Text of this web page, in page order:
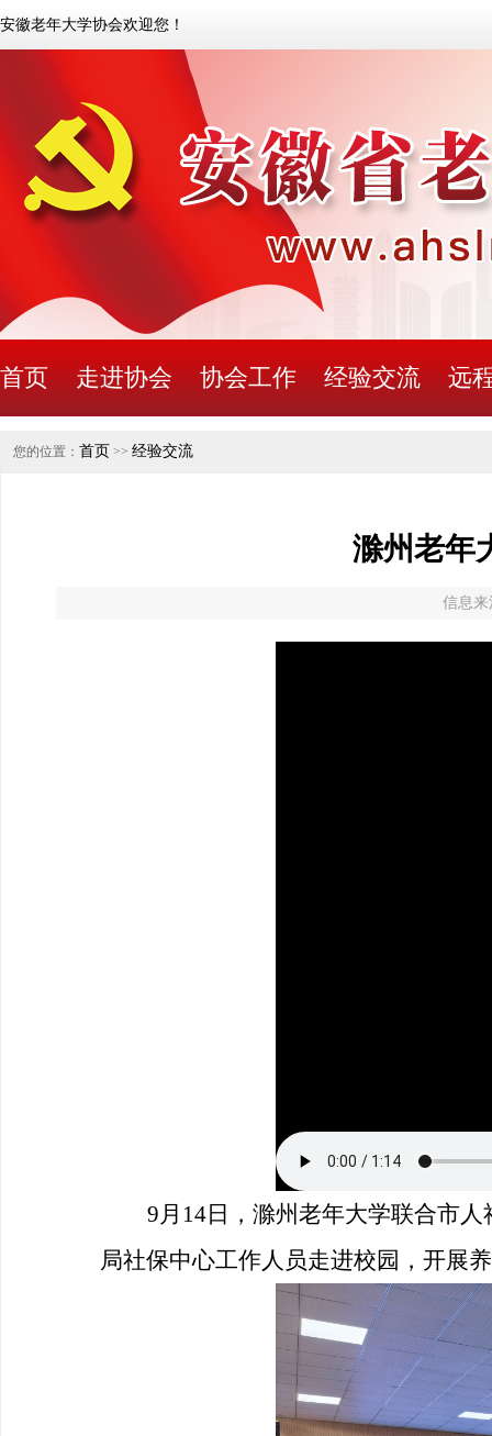
安徽老年大学协会欢迎您！
首页 走进协会 协会工作 经验交流 远
您的位置： 首页 >> 经验交流
滁州老年
信息
9月14日，滁州老年大学联合市
局社保中心工作人员走进校园，开展